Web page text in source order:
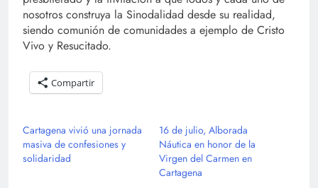
nosotros construya la Sinodalidad desde su realidad,
siendo comunión de comunidades a ejemplo de Cristo
Vivo y Resucitado.
Compartir
Cartagena vivió una jornada
masiva de confesiones y
solidaridad
16 de julio, Alborada
Náutica en honor de la
Virgen del Carmen en
Cartagena